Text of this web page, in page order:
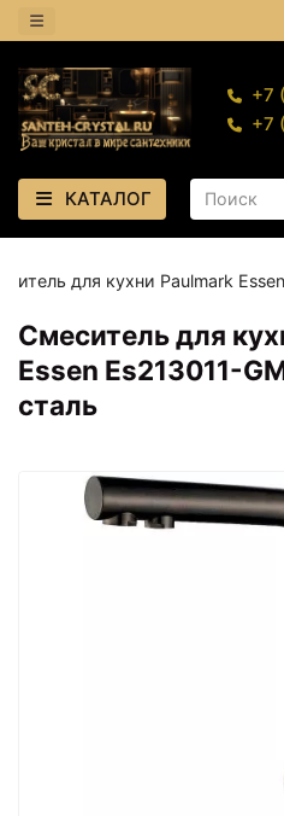
+7
+7
КАТАЛОГ
для кухни Paulmark
Смеситель для
Essen Es213011-
сталь